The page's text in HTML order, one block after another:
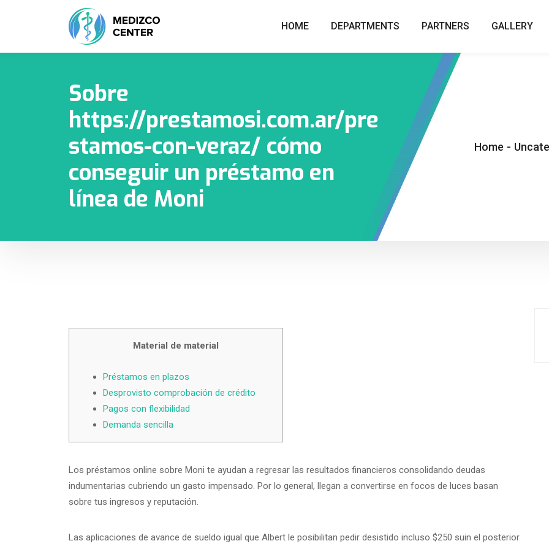
HOME DEPARTMENTS PARTNERS GALLERY
Sobre
https://prestamosi.com.ar/pre
stamos-con-veraz/ cómo
conseguir un préstamo en
línea de Moni
Home -
Material de material
Préstamos en plazos
Desprovisto comprobación de crédito
Pagos con flexibilidad
Demanda sencilla
Los préstamos online sobre Moni te ayudan a regresar las resultados financieros consolidando deudas
indumentarias cubriendo un gasto impensado. Por lo general, llegan a convertirse en focos de luces basan
sobre tus ingresos y reputación.
Las aplicaciones de avance de sueldo igual que Albert le posibilitan pedir desistido incluso $250 suin el posterior